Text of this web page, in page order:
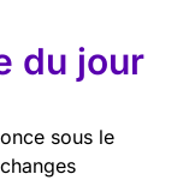
du jour
sous le